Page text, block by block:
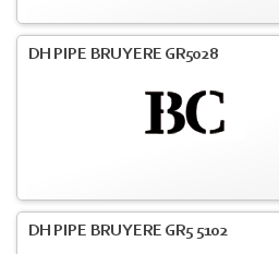
DH PIPE BRUYERE GR5028
DH PIPE BRUYERE GR5 5102